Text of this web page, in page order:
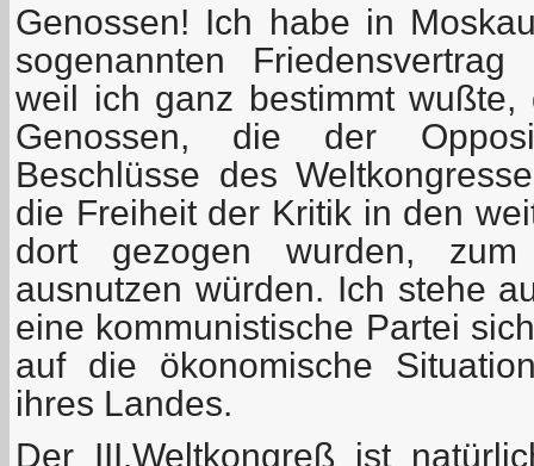
Genossen! Ich habe in
sogenannten
weil ich ganz bestimmt
Genossen, die der
Beschlüsse des
die Freiheit der Kritik in den
dort gezogen wurden,
ausnutzen würden. Ich stehe
eine kommunistische Partei
auf die ökonomische
ihres Landes.
Der III.Weltkongreß ist